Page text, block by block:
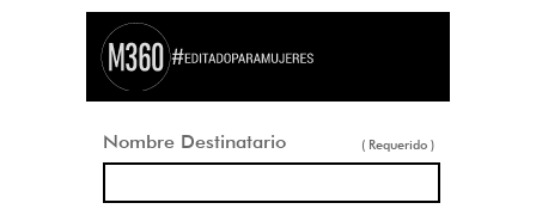
Nombre Destinatario ( Requerido )